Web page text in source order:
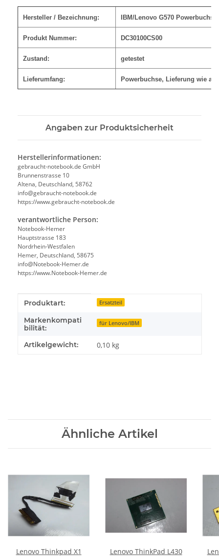
Hersteller / Bezeichnung: IBM/Lenovo G570
Produkt Nummer: DC30100CS00
Zustand: getestet
Lieferumfang: Powerbuchse, Lieferung wie
Angaben zur Produktsicherheit
Herstellerinformationen:
gebraucht-notebook.de GmbH
Brunnenstrasse 10
Altena, Deutschland, 58762
info@gebraucht-notebook.de
https://www.gebraucht-notebook.de
verantwortliche Person:
Notebook-Hemer
Hauptstrasse 183
Nordrhein-Westfalen
Hemer, Deutschland, 58675
info@Notebook-Hemer.de
https://www.Notebook-Hemer.de
Produkteigenschaft
Wert
Produktart: Ersatzteil
Markenkompati
bilität:
für Lenovo/IBM
Artikelgewicht: 0,10 kg
Ähnliche Artikel
Lenovo Thinkpad X1
Lenovo ThinkPad L430